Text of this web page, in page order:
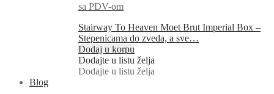
sa PDV-om
Stairway To Heaven Moet Brut Imperial Box –
Stepenicama do zveda, a sve…
Dodaj u korpu
Dodajte u listu želja
Dodajte u listu želja
Blog